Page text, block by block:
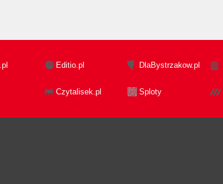
Editio.pl DlaBystrzakow.pl
Czytalisek.pl Sploty